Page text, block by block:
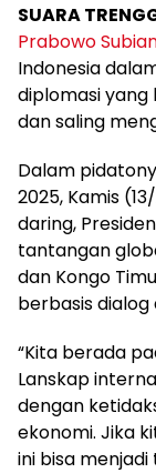
SUARA
Prabowo
Indonesia
diplomasi yang
dan saling
Dalam
2025, Kamis
daring,
tantangan
dan Kongo
berbasis dialog
“Kita berada
Lanskap
dengan
ekonomi. Jika
ini bisa menjadi